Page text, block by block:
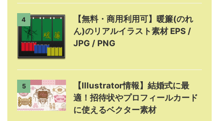
4
【無料・商用利用可】暖簾(のれ
ん)のリアルイラスト素材 EPS /
JPG / PNG
5
【Illustrator情報】結婚式に最
適！招待状やプロフィールカード
に使えるベクター素材